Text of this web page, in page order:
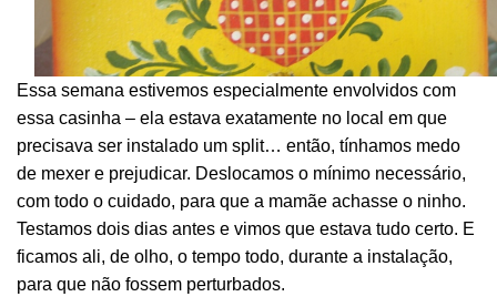
Essa semana estivemos especialmente envolvidos com
essa casinha – ela estava exatamente no local em que
precisava ser instalado um split… então, tínhamos medo
de mexer e prejudicar. Deslocamos o mínimo necessário,
com todo o cuidado, para que a mamãe achasse o ninho.
Testamos dois dias antes e vimos que estava tudo certo. E
ficamos ali, de olho, o tempo todo, durante a instalação,
para que não fossem perturbados.